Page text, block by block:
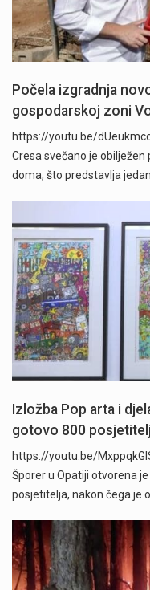
Počela izgradnja
gospodarskoj zoni
https://youtu.be/
Cresa svečano je
doma, što predstavlja jedan
Izložba Pop arta i
gotovo 800
https://youtu.be/
Šporer u Opatiji otvorena
posjetitelja, nakon čega je